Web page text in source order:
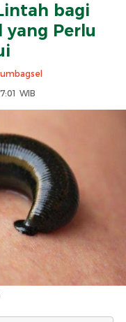
bagi
yang Perlu
WIB